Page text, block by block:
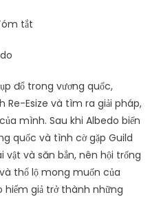
đổ trong vương quốc,
Re-Esize và tìm ra giải pháp,
mình. Sau khi Albedo biến
quốc và tình cờ gặp Guild
và săn bắn, nên hội trống
thổ lộ mong muốn của
hiểm giả trở thành những